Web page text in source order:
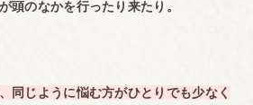
頭のなかを行ったり来たり。
同じように悩む方がひとりでも少なく